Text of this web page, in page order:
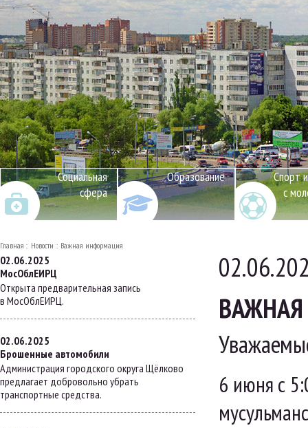
Социальная
сфера
Образование
Спорт
с
Главная Новости Важная информация
02.06.2025
МосОблЕИРЦ
Открыта предварительная запись
в МосОблЕИРЦ.
02.06.2025
Брошенные автомобили
Администрация городского округа Щёлково
предлагает добровольно убрать
транспортные средства.
6 июня с